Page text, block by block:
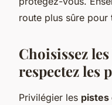
route plus sûre pour
Choisissez
respectez les
Privilégier les pistes